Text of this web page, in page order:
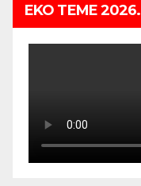
EKO TEME 2026.